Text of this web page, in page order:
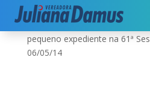
Início|Vídeo|Fala da
pequeno expediente na 61ª
06/05/14